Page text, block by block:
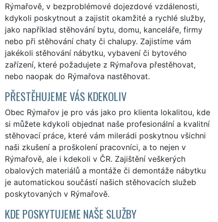
Rýmařově, v bezproblémové dojezdové vzdálenosti,
kdykoli poskytnout a zajistit okamžité a rychlé služby,
jako například stěhování bytu, domu, kanceláře, firmy
nebo při stěhování chaty či chalupy. Zajistíme vám
jakékoli stěhování nábytku, vybavení či bytového
zařízení, které požadujete z Rýmařova přestěhovat,
nebo naopak do Rýmařova nastěhovat.
PŘESTĚHUJEME VÁS KDEKOLIV
Obec Rýmařov je pro vás jako pro klienta lokalitou, kde
si můžete kdykoli objednat naše profesionální a kvalitní
stěhovací práce, které vám milerádi poskytnou všichni
naši zkušení a proškolení pracovníci, a to nejen v
Rýmařově, ale i kdekoli v ČR. Zajištění veškerých
obalových materiálů a montáže či demontáže nábytku
je automatickou součástí našich stěhovacích služeb
poskytovaných v Rýmařově.
KDE POSKYTUJEME NAŠE SLUŽBY